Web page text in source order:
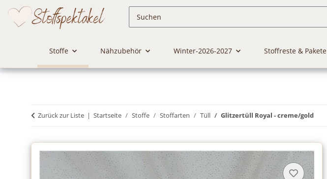
Stoffe Nähzubehör Winter-2026-2027 Stoffreste & Pakete
Zurück zur Liste Startseite Stoffe Stoffarten Tüll Glitzertüll Royal - creme/gold